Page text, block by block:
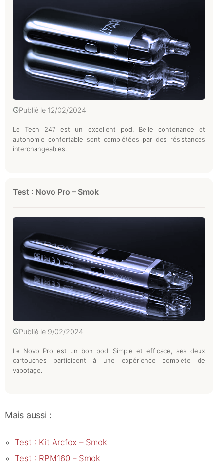
Publié le 12/02/2024
Le Tech 247 est un excellent pod. Belle contenance et
autonomie confortable sont complétées par des résistances
interchangeables.
Test : Novo Pro – Smok
Publié le 9/02/2024
Le Novo Pro est un bon pod. Simple et efficace, ses deux
cartouches participent à une expérience complète de
vapotage.
Mais aussi :
Test : Kit Arcfox – Smok
Test : RPM160 – Smok